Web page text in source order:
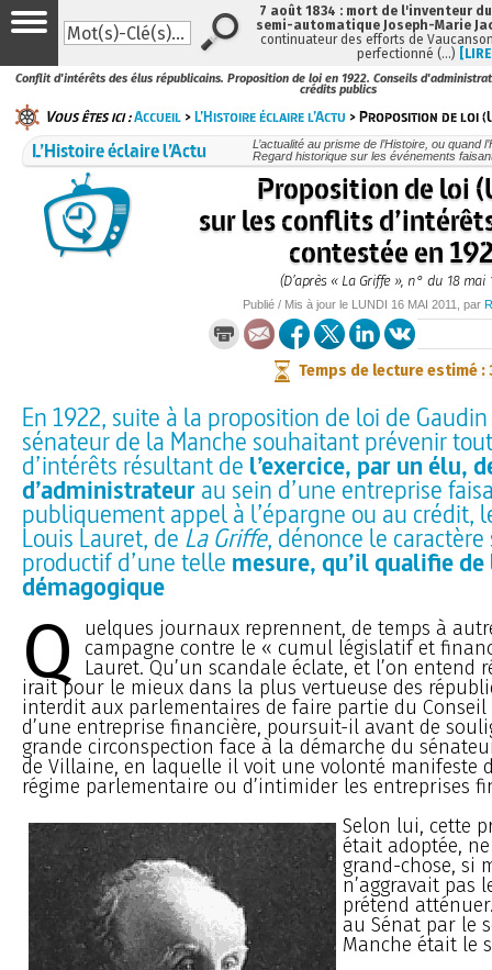
Conflit d'intérêts des élus républicains. Proposition de loi en 1922. Conseils
crédits publics
Vous êtes ici :Accueil >L’Histoire éclaire l’Actu > Proposition de loi
L’Histoire éclaire l’Actu
L’actualité au prisme de l’Histoire, ou quand
Regard historique sur les événements
Proposition de loi
sur les conflits
contestée en
(D’après « La Griffe », n° du 18 mai
Publié / Mis à jour le LUNDI 16 MAI 2011 , par
Temps de lecture estimé :
En 1922, suite à la proposition de loi de
sénateur de la Manche souhaitant prévenir
d’intérêts résultant de l’exercice, par un élu,
d’administrateurau sein d’une entreprise
publiquement appel à l’épargne ou au crédit,
Louis Lauret, deLa Griffe, dénonce le
productif d’une telle mesure, qu’il qualifie
démagogique
Q uelques journaux reprennent, de temps à
campagne contre le « cumul législatif et
Lauret. Qu’un scandale éclate, et l’on entend
irait pour le mieux dans la plus vertueuse des
interdit aux parlementaires de faire partie du Conseil
d’une entreprise financière, poursuit-il avant de
grande circonspection face à la démarche du
de Villaine, en laquelle il voit une volonté manifeste
régime parlementaire ou d’intimider les entreprises
Selon lui, cette
était adoptée,
grand-chose, si
n’aggravait pas
prétend
au Sénat par le
Manche était le
7 août 1834 : mort de l'inventeur
semi-automatique Joseph-Marie
continuateur des efforts de
perfectionné (…)